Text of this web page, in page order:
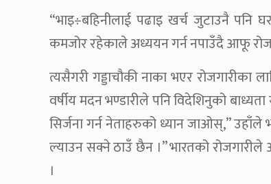
“भाइ÷बहिनीलाई पढाइ खर्च जुटाउनै पनि
कमजोर रहेकाले अध्ययन गर्न नपाउँदै आफू
त्यसैगरी गड्डाचौकी नाका भएर
वर्षीय मदन भण्डारीले पनि विदेशिनुको
सिर्जना गर्न नेताहरुको ध्यान जाओस्,”
ल्याउन सक्ने ठाउँ छैन ।” भारतको
।